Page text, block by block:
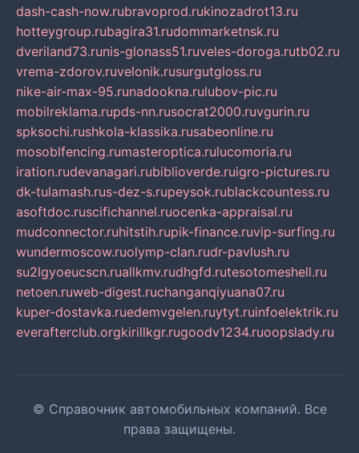
dash-cash-now.rubravoprod.rukinozadrot13.ru
hotteygroup.rubagira31.rudommarketnsk.ru
dveriland73.runis-glonass51.ruveles-doroga.rutb02.ru
vrema-zdorov.ruvelonik.rusurgutgloss.ru
nike-air-max-95.runadookna.rulubov-pic.ru
mobilreklama.rupds-nn.rusocrat2000.ruvgurin.ru
spksochi.rushkola-klassika.rusabeonline.ru
mosoblfencing.rumasteroptica.rulucomoria.ru
iration.rudevanagari.rubiblioverde.ruigro-pictures.ru
dk-tulamash.rus-dez-s.rupeysok.rublackcountess.ru
asoftdoc.ruscifichannel.ruocenka-appraisal.ru
mudconnector.ruhitstih.rupik-finance.ruvip-surfing.ru
wundermoscow.ruolymp-clan.rudr-pavlush.ru
su2lgyoeucscn.ruallkmv.rudhgfd.rutesotomeshell.ru
netoen.ruweb-digest.ruchanganqiyuana07.ru
kuper-dostavka.ruedemvgelen.ruytyt.ruinfoelektrik.ru
everafterclub.orgkirillkgr.rugoodv1234.ruoopslady.ru
© Справочник автомобильных компаний. Все
права защищены.